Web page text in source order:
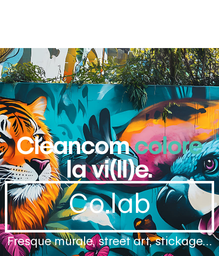
Cleancomcolore
la vi(ll)e.
Co.lab
Fresque murale, street art, stickage…